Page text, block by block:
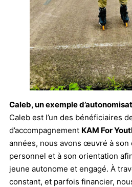
Caleb, un exemple
Caleb est l’un des bénéficiaires
d’accompagnement KAM For
années, nous avons œuvré à son
personnel et à son orientation
jeune autonome et engagé. À
constant, et parfois financier,